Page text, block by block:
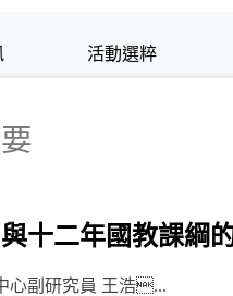
活動選粹
與十二年國教課綱
心副研究員 王浩...